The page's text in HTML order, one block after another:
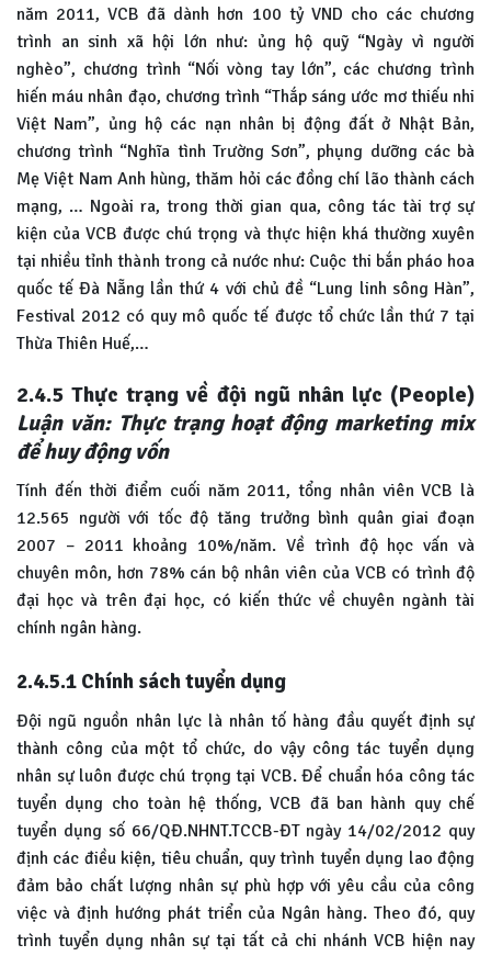
năm 2011, VCB đã dành hơn 100 tỷ VND cho các chương
trình an sinh xã hội lớn như: ủng hộ quỹ “Ngày vì người
nghèo”, chương trình “Nối vòng tay lớn”, các chương trình
hiến máu nhân đạo, chương trình “Thắp sáng ước mơ thiếu nhi
Việt Nam”, ủng hộ các nạn nhân bị động đất ở Nhật Bản,
chương trình “Nghĩa tình Trường Sơn”, phụng dưỡng các bà
Mẹ Việt Nam Anh hùng, thăm hỏi các đồng chí lão thành cách
mạng, … Ngoài ra, trong thời gian qua, công tác tài trợ sự
kiện của VCB được chú trọng và thực hiện khá thường xuyên
tại nhiều tỉnh thành trong cả nước như: Cuộc thi bắn pháo hoa
quốc tế Đà Nẵng lần thứ 4 với chủ đề “Lung linh sông Hàn”,
Festival 2012 có quy mô quốc tế được tổ chức lần thứ 7 tại
Thừa Thiên Huế,…
2.4.5 Thực trạng về đội ngũ nhân lực (People)
Luận văn: Thực trạng hoạt động marketing mix
để huy động vốn
Tính đến thời điểm cuối năm 2011, tổng nhân viên VCB là
12.565 người với tốc độ tăng trưởng bình quân giai đoạn
2007 – 2011 khoảng 10%/năm. Về trình độ học vấn và
chuyên môn, hơn 78% cán bộ nhân viên của VCB có trình độ
đại học và trên đại học, có kiến thức về chuyên ngành tài
chính ngân hàng.
2.4.5.1 Chính sách tuyển dụng
Đội ngũ nguồn nhân lực là nhân tố hàng đầu quyết định sự
thành công của một tổ chức, do vậy công tác tuyển dụng
nhân sự luôn được chú trọng tại VCB. Để chuẩn hóa công tác
tuyển dụng cho toàn hệ thống, VCB đã ban hành quy chế
tuyển dụng số 66/QĐ.NHNT.TCCB-ĐT ngày 14/02/2012 quy
định các điều kiện, tiêu chuẩn, quy trình tuyển dụng lao động
đảm bảo chất lượng nhân sự phù hợp với yêu cầu của công
việc và định hướng phát triển của Ngân hàng. Theo đó, quy
trình tuyển dụng nhân sự tại tất cả chi nhánh VCB hiện nay